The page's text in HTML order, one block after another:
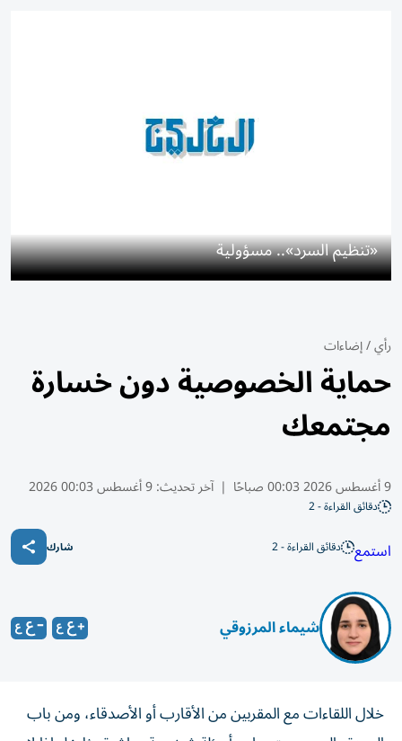
«تنظيم السرد».. مسؤولية
رأي/إضاءات
حماية الخصوصية دون خسارة
مجتمعك
9 أغسطس 2026 00:03 صباحًا | آخر تحديث:9 أغسطس 00:03 2026
دقائق القراءة - 2
استمع دقائق القراءة - 2 شارك
شيماء المرزوقي
خلال اللقاءات مع المقربين من الأقارب أو الأصدقاء، ومن باب